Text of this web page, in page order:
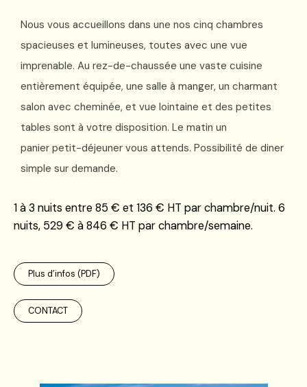
Nous vous accueillons dans une nos cinq chambres
spacieuses et lumineuses, toutes avec une vue
imprenable. Au rez-de-chaussée une vaste cuisine
entièrement équipée, une salle à manger, un charmant
salon avec cheminée, et vue lointaine et des petites
tables sont à votre disposition. Le matin un
panier petit-déjeuner vous attends. Possibilité de diner
simple sur demande.
1 à 3 nuits entre 85 € et 136 € HT par chambre/nuit. 6
nuits, 529 € à 846 € HT par chambre/semaine.
Plus d’infos (PDF)
CONTACT